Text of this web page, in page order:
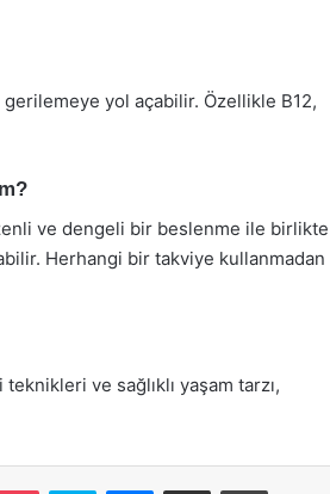
yol açabilir. Özellikle B12,
ve dengeli bir beslenme ile birlikte
Herhangi bir takviye kullanmadan
ve sağlıklı yaşam tarzı,
Pocket Skype Messenger
E-Posta ile paylaş Yazdır